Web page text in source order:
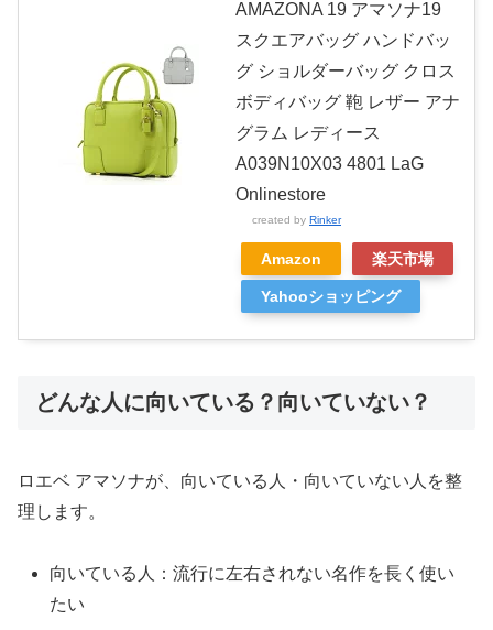
AMAZONA 19 アマソナ19
スクエアバッグ ハンドバッ
グ ショルダーバッグ クロス
ボディバッグ 鞄 レザー アナ
グラム レディース
A039N10X03 4801 LaG
Onlinestore
created by Rinker
Amazon 楽天市場
Yahooショッピング
どんな人に向いている？向いていない？
ロエベ アマソナが、向いている人・向いていない人を整
理します。
向いている人：流行に左右されない名作を長く使い
たい